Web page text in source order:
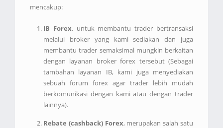
mencakup:
IB Forex, untuk membantu trader bertransaksi
melalui broker yang kami sediakan dan juga
membantu trader semaksimal mungkin berkaitan
dengan layanan broker forex tersebut (Sebagai
tambahan layanan IB, kami juga menyediakan
sebuah forum forex agar trader lebih mudah
berkomunikasi dengan kami atau dengan trader
lainnya).
Rebate (cashback) Forex, merupakan salah satu